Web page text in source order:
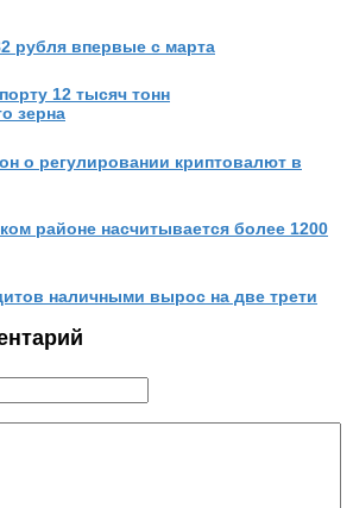
рубля впервые с марта
12 тысяч тонн
зерна
о регулировании криптовалют в
районе насчитывается более 1200
наличными вырос на две трети